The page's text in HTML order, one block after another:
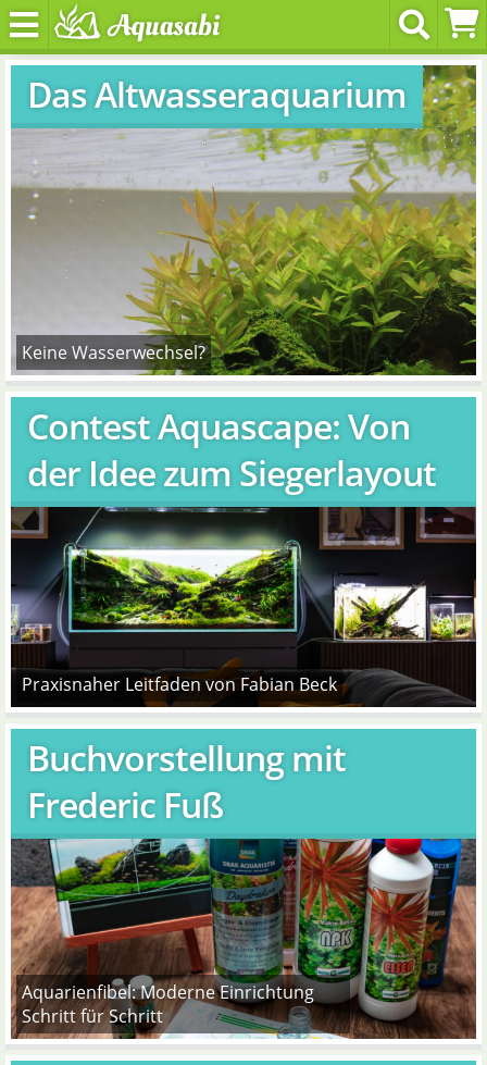
Das Altwasseraquarium
Keine Wasserwechsel?
Contest Aquascape: Von
der Idee zum Siegerlayout
Praxisnaher Leitfaden von Fabian Beck
Buchvorstellung mit
Frederic Fuß
Aquarienfibel: Moderne Einrichtung
Schritt für Schritt